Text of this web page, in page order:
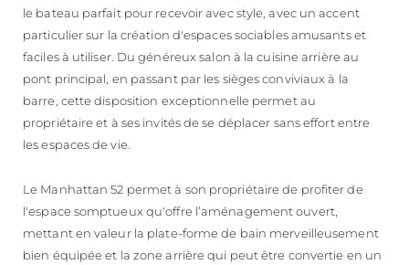
le bateau parfait pour recevoir avec style, avec un accent
particulier sur la création d'espaces sociables amusants et
faciles à utiliser. Du généreux salon à la cuisine arrière au
pont principal, en passant par les sièges conviviaux à la
barre, cette disposition exceptionnelle permet au
propriétaire et à ses invités de se déplacer sans effort entre
les espaces de vie.
Le Manhattan 52 permet à son propriétaire de profiter de
l'espace somptueux qu'offre l’aménagement ouvert,
mettant en valeur la plate-forme de bain merveilleusement
bien équipée et la zone arrière qui peut être convertie en un